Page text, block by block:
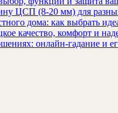
ЦСП (8-20 мм) для
дома: как выбрать
качество, комфорт и
онлайн-гадание и